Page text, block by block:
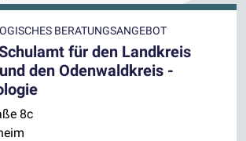
BERATUNGSANGEBOT
für den Landkreis
den Odenwaldkreis -
8c